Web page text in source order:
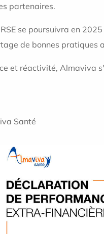
partenaires.
se poursuivra en
de bonnes pratiques
et réactivité, Almaviva
Santé